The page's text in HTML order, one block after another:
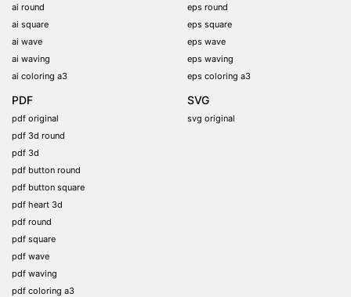
ai round
ai square
ai wave
ai waving
ai coloring a3
eps round
eps square
eps wave
eps waving
eps coloring a3
PDF
pdf original
pdf 3d round
pdf 3d
pdf button round
pdf button square
pdf heart 3d
pdf round
pdf square
pdf wave
pdf waving
pdf coloring a3
SVG
svg original